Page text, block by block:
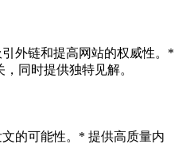
外链和提高网站的权威性。*
同时提供独特见解。
的可能性。* 提供高质量内